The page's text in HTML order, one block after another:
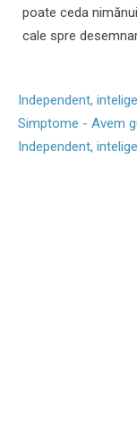
poate ceda
cale spre
Independent,
Simptome - Avem
Independent,